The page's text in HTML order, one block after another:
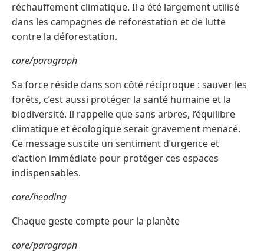
réchauffement climatique. Il a été largement utilisé
dans les campagnes de reforestation et de lutte
contre la déforestation.
core/paragraph
Sa force réside dans son côté réciproque : sauver les
forêts, c’est aussi protéger la santé humaine et la
biodiversité. Il rappelle que sans arbres, l’équilibre
climatique et écologique serait gravement menacé.
Ce message suscite un sentiment d’urgence et
d’action immédiate pour protéger ces espaces
indispensables.
core/heading
Chaque geste compte pour la planète
core/paragraph